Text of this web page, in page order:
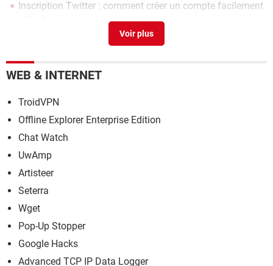
Inscription Twitter : comment créer un compte facilement
Forum X (ex-Twitter)
WEB & INTERNET
TroidVPN
Offline Explorer Enterprise Edition
Chat Watch
UwAmp
Artisteer
Seterra
Wget
Pop-Up Stopper
Google Hacks
Advanced TCP IP Data Logger